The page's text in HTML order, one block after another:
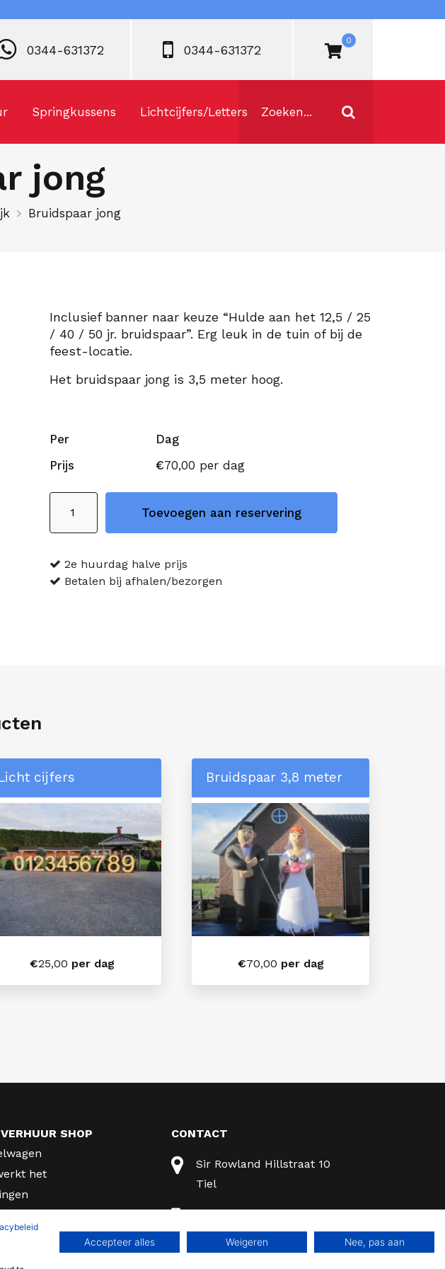
0344-631372 0344-631372
0
Springkussens Lichtcijfers/Letters
jong
Bruidspaar jong
Inclusief banner naar keuze “Hulde aan het 12,5 / 25
/ 40 / 50 jr. bruidspaar”. Erg leuk in de tuin of bij de
feest-locatie.
Het bruidspaar jong is 3,5 meter hoog.
Per
Dag
Prijs
€70,00 per dag
Bruidspaar
aantal
Toevoegen aan reservering
2e huurdag halve prijs
Betalen bij afhalen/bezorgen
cijfers
€25,00 per dag
Bruidspaar 3,8 meter
€70,00 per dag
Heb je vragen?
SHOP
het
CONTACT
Sir Rowland Hillstraat 10
Tiel
0344 - 631 372
0344 - 631 372
Accepteer alles Weigeren Nee, pas aan